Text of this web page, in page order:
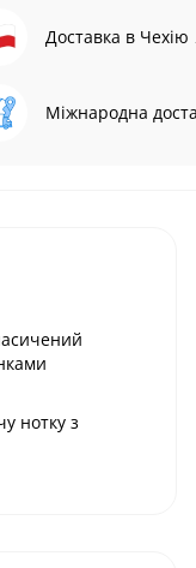
Доставка в Чехію
Міжнародна
нотку з